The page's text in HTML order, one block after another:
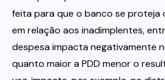
feita para que o banco se proteja
em relação aos inadimplentes,
despesa impacta negativamente
quanto maior a PDD menor o